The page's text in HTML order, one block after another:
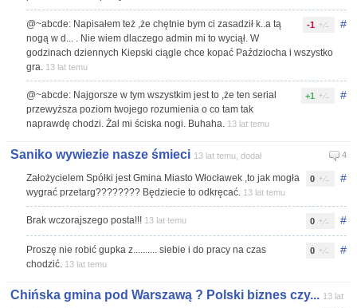
#
-1
@~abcde: Napisałem też ,że chętnie bym ci zasadził k..a tą
nogą w d... . Nie wiem dlaczego admin mi to wyciął. W
godzinach dziennych Kiepski ciągle chce kopać Paździocha i wszystko
gra. 13 lat temu
#
+1
@~abcde: Najgorsze w tym wszystkim jest to ,że ten serial
przewyższa poziom twojego rozumienia o co tam tak
naprawdę chodzi. Żal mi ściska nogi. Buhaha. 13 lat temu
Saniko wywiezie nasze śmieci 13 lat temu, dodał 4
#
0
Założycielem Spółki jest Gmina Miasto Włocławek ,to jak mogła
wygrać przetarg???????? Będziecie to odkręcać. 13 lat temu
#
0
Brak wczorajszego posta!!! 13 lat temu
#
0
Proszę nie robić gupka z.......... siebie i do pracy na czas
chodzić. 13 lat temu
Chińska gmina pod Warszawą ? Polski biznes czy... 13 lat